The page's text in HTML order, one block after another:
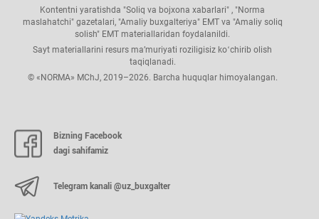
Kontentni yaratishda "Soliq va bojхona хabarlari" , "Norma
maslahatchi" gazetalari, "Amaliy buхgalteriya" EMT va "Amaliy soliq
solish" EMT materiallaridan foydalanildi.
Sayt materiallarini resurs ma’muriyati roziligisiz koʻchirib olish
taqiqlanadi.
© «NORMA» MChJ, 2019–2026. Barcha huquqlar himoyalangan.
Bizning Facebook
dagi sahifamiz
Telegram kanali @uz_buxgalter